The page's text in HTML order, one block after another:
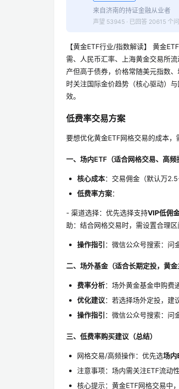
来自济南的持证金融从业者
声望 53945 · 已回答 20615 个
【黄金ETF行业/指数解读】 黄金
需、人民币汇率、上海黄金交易所
产但高于债券，价格常随美元指数
时关注国际金价趋势（核心驱动）
效。
低费率交易方案
要想优化黄金ETF网格交易的成本，
一、场内ETF（适合网格交易、高频
核心成本：交易佣金（默认万
低费率方案：
- 渠道选择：优先选择支持VIP低佣
助：结合网格交易时，需设置合理
操作指引 ：微信公众号搜索：问
二、场外基金（适合长期定投，黄金
费率分析：场外黄金基金申购费
优化建议：若选择场外定投，建
操作指引 ：微信公众号搜索：问
三、低费率购买建议（总结）
网格交易/高频操作：优先选场内
注意事项：场内需关注ETF流动
核心提示：黄金ETF网格交易中